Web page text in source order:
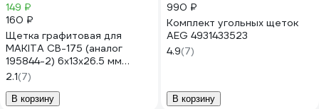
149 ₽
160 ₽
Щетка графитовая для
MAKITA СВ-175 (аналог
195844-2) 6x13x26.5 мм
UNITED PARTS 90-0751
2.1(7)
В корзину
990 ₽
Комплект угольных щеток
AEG 4931433523
4.9(7)
В корзину